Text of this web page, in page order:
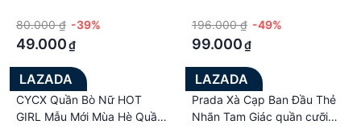
ôm bó lưng thun nâng mông
tập YGM, YOGA, Bigsize
80.000 ₫ -39%
49.000₫
dáng ôm bó lưng thun tập
gym yoga Q10
196.000 ₫ -49%
99.000₫
LAZADA
CYCX Quần Bò Nữ HOT
GIRL Mẫu Mới Mùa Hè Quần
LAZADA
Prada Xà Cạp Ban Đầu Thẻ
Nhãn Tam Giác quần cưỡi